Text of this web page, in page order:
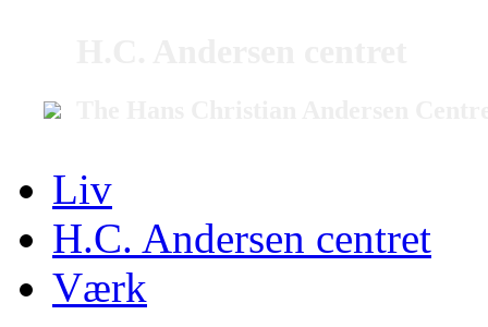
Liv
H.C. Andersen centret
Værk